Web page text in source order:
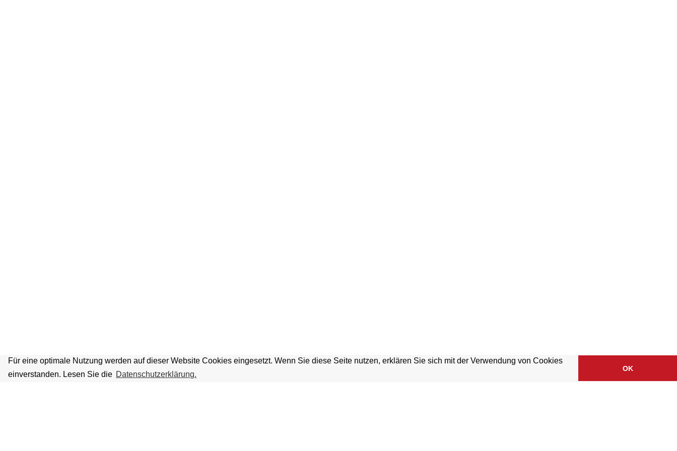
Für eine optimale Nutzung werden auf dieser Website Cookies eingesetzt. Wenn Sie diese Seite nutzen, erklären Sie sich mit der Verwendung von Cookies
einverstanden. Lesen Sie die Datenschutzerklärung.
OK